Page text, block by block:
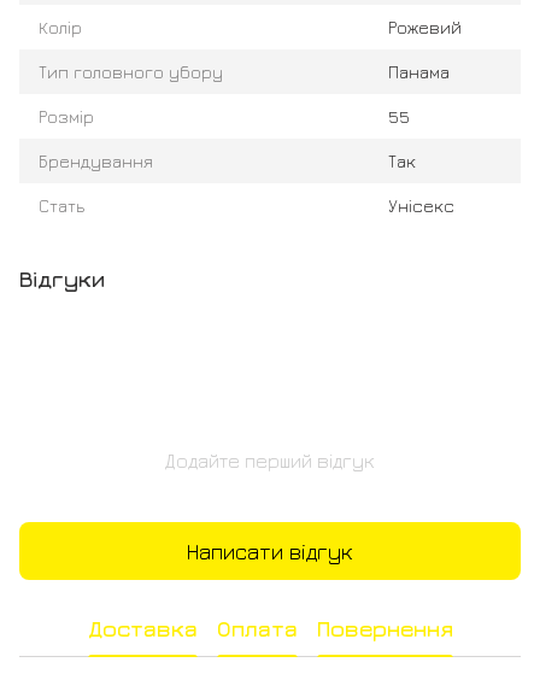
Колір Рожевий
Тип головного убору Панама
Розмір 55
Брендування Так
Стать Унісекс
Відгуки
Додайте перший відгук
Написати відгук
Доставка Оплата Повернення